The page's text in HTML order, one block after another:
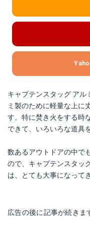
キャプテンスタッグ アル
ミ製のために軽量な上に
す。特に焚き火をする時
できて、いろいろな道具
数あるアウトドアの中で
ので、キャプテンスタッ
は、とても大事になって
広告の後に記事が続きま